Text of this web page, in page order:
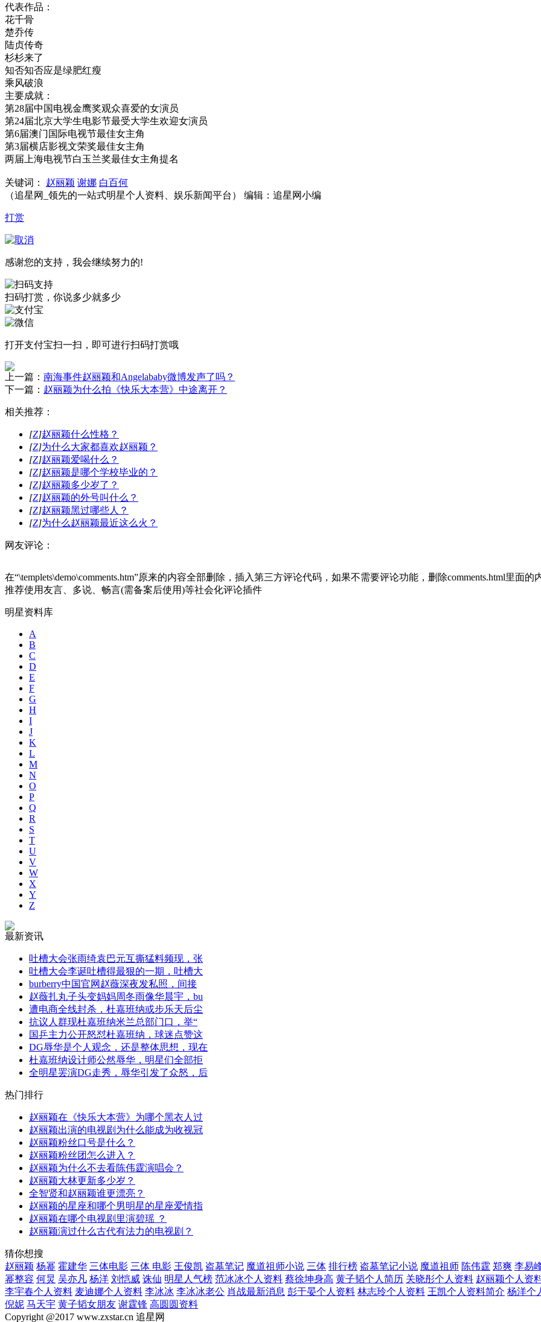
代表作品：
花千骨
楚乔传
陆贞传奇
杉杉来了
知否知否应是绿肥红瘦
乘风破浪
主要成就：
第28届中国电视金鹰奖观众喜爱的女演员
第24届北京大学生电影节最受大学生欢迎女演员
第6届澳门国际电视节最佳女主角
第3届横店影视文荣奖最佳女主角
两届上海电视节白玉兰奖最佳女主角提名
关键词： 赵丽颖 谢娜 白百何
（追星网_领先的一站式明星个人资料、娱乐新闻平台） 编辑：追星网小编
打赏
感谢您的支持，我会继续努力的!
扫码打赏，你说多少就多少
打开支付宝扫一扫，即可进行扫码打赏哦
上一篇： 南海事件赵丽颖和Angelababy微博发声了吗？
下一篇： 赵丽颖为什么拍《快乐大本营》中途离开？
相关推荐：
[Z]赵丽颖什么性格？
[Z]为什么大家都喜欢赵丽颖？
[Z]赵丽颖爱喝什么？
[Z]赵丽颖是哪个学校毕业的？
[Z]赵丽颖多少岁了？
[Z]赵丽颖的外号叫什么？
[Z]赵丽颖黑过哪些人？
[Z]为什么赵丽颖最近这么火？
网友评论：
在“\templets\demo\comments.htm”原来的内容全部删除，插入第三方评论代码，如果不需要评论功能，删除comments.html里面的
推荐使用友言、多说、畅言(需备案后使用)等社会化评论插件
明星资料库
A
B
C
D
E
F
G
H
I
J
K
L
M
N
O
P
Q
R
S
T
U
V
W
X
Y
Z
最新资讯
吐槽大会张雨绮袁巴元互撕猛料频现，张
吐槽大会李诞吐槽得最狠的一期，吐槽大
burberry中国官网赵薇深夜发私照，间接
赵薇扎丸子头变妈妈周冬雨像华晨宇，bu
遭电商全线封杀，杜嘉班纳或步乐天后尘
抗议人群现杜嘉班纳米兰总部门口，举“
国乒主力公开怒怼杜嘉班纳，球迷点赞这
DG辱华是个人观念，还是整体思想，现在
杜嘉班纳设计师公然辱华，明星们全部拒
全明星罢演DG走秀，辱华引发了众怒，后
热门排行
赵丽颖在《快乐大本营》为哪个黑衣人过
赵丽颖出演的电视剧为什么能成为收视冠
赵丽颖粉丝口号是什么？
赵丽颖粉丝团怎么进入？
赵丽颖为什么不去看陈伟霆演唱会？
赵丽颖大林更新多少岁？
全智贤和赵丽颖谁更漂亮？
赵丽颖的星座和哪个男明星的星座爱情指
赵丽颖在哪个电视剧里演碧瑶 ？
赵丽颖演过什么古代有法力的电视剧？
猜你想搜
赵丽颖 杨幂 霍建华 三体电影 三体 电影 王俊凯 盗墓笔记 魔道祖师小说 三体 排行榜 盗墓笔记小说 魔道祖师 陈伟霆 郑爽 李易
幂整容 何炅 吴亦凡 杨洋 刘恺威 诛仙 明星人气榜 范冰冰个人资料 蔡徐坤身高 黄子韬个人简历 关晓彤个人资料 赵丽颖个人资
李宇春个人资料 麦迪娜个人资料 李冰冰 李冰冰老公 肖战最新消息 彭于晏个人资料 林志玲个人资料 王凯个人资料简介 杨洋个
倪妮 马天宇 黄子韬女朋友 谢霆锋 高圆圆资料
Copyright @2017 www.zxstar.cn 追星网